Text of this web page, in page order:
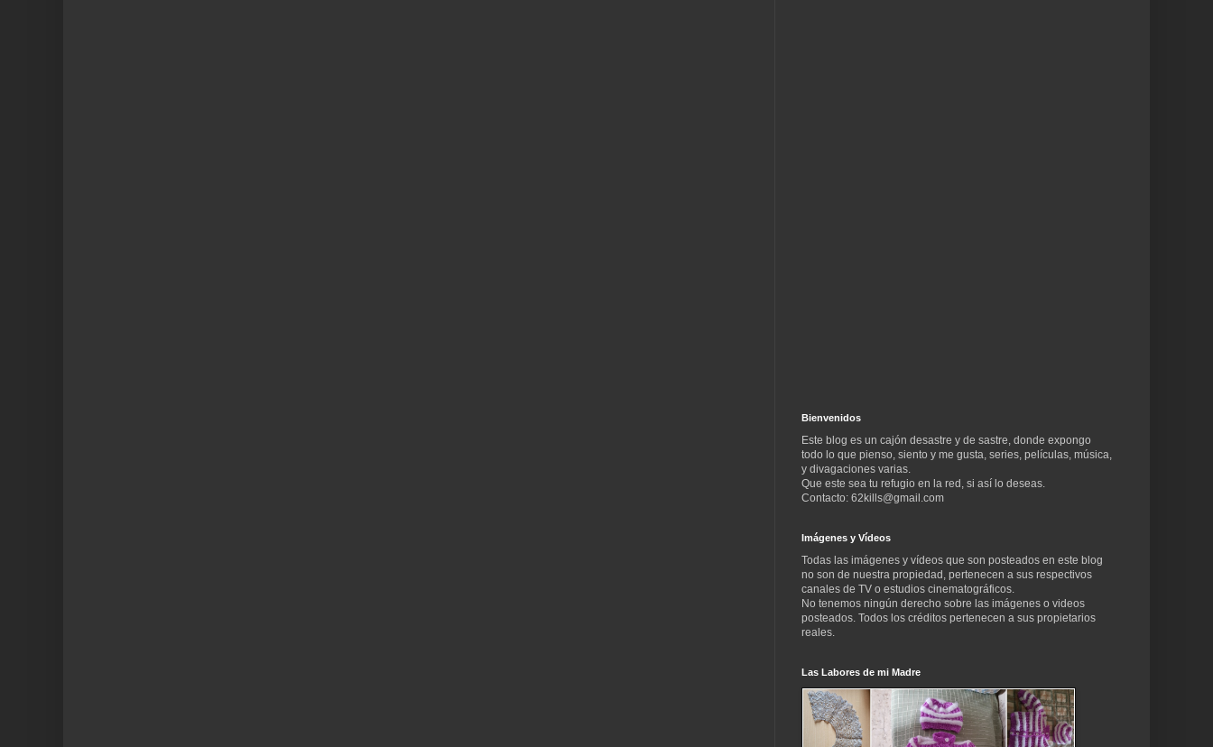
Bienvenidos
Este blog es un cajón desastre y de sastre, donde expongo
todo lo que pienso, siento y me gusta, series, películas, música,
y divagaciones varias.
Que este sea tu refugio en la red, si así lo deseas.
Contacto: 62kills@gmail.com
Imágenes y Vídeos
Todas las imágenes y vídeos que son posteados en este blog
no son de nuestra propiedad, pertenecen a sus respectivos
canales de TV o estudios cinematográficos.
No tenemos ningún derecho sobre las imágenes o videos
posteados. Todos los créditos pertenecen a sus propietarios
reales.
Las Labores de mi Madre